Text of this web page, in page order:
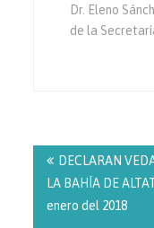
Dr. Eleno
de la
de
entradas
DECLARAN
LA BAHÍA DE
enero del 2018